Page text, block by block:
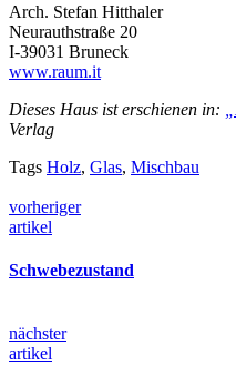
Arch. Stefan Hitthaler
Neurauthstraße 20
I-39031 Bruneck
www.raum.it
Dieses Haus ist erschienen in:
Verlag
Tags Holz, Glas, Mischbau
vorheriger
artikel
Schwebezustand
nächster
artikel